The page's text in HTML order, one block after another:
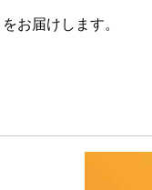
お届けします。